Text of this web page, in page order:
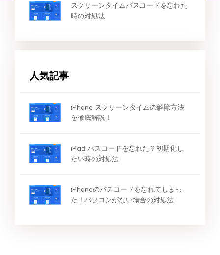
スクリーンタイムパスコードを忘れた
時の対処法
人気記事
iPhone スクリーンタイムの解除方法
を徹底解説！
iPad パスコードを忘れた？初期化し
たい時の対処法
iPhoneのパスコードを忘れてしまっ
た！パソコンがない場合の対処法